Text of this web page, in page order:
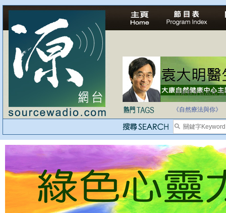
自家教育合法化-
《自然療法與你》